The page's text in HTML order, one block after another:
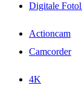
Digitale
Actioncam
Camcorder
4K